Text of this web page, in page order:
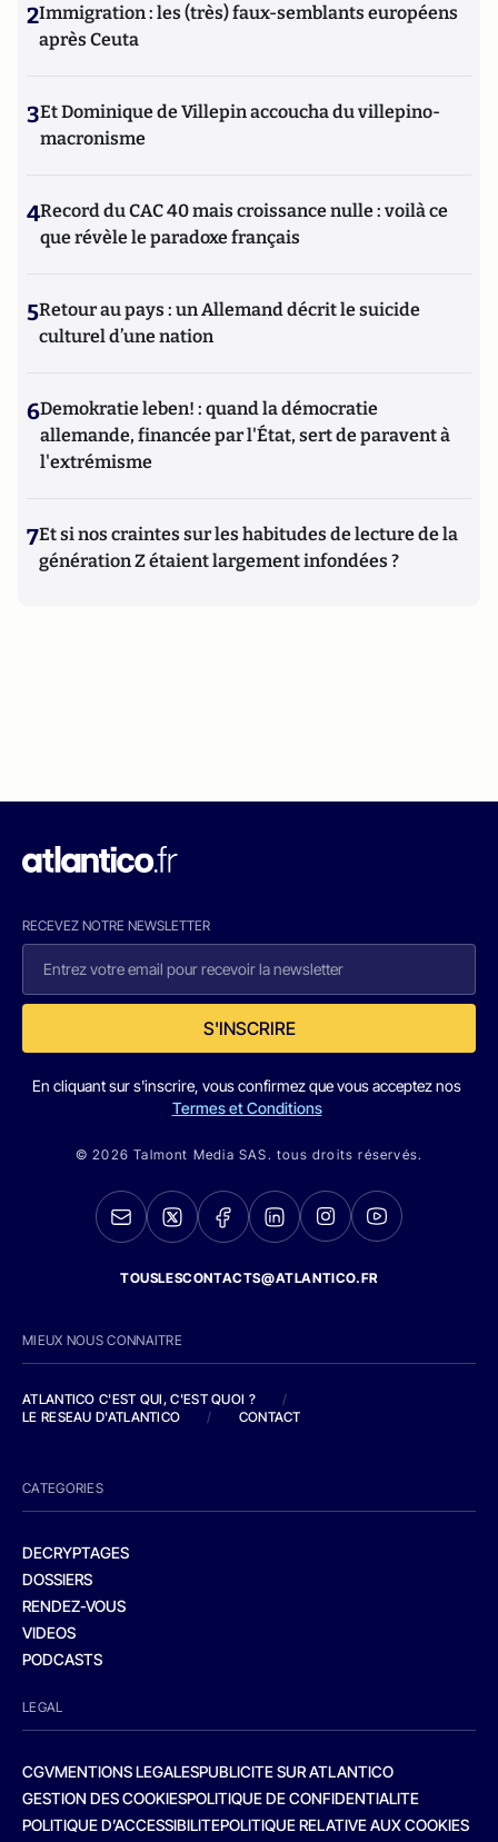
2Immigration : les (très) faux-semblants européens
après Ceuta
3Et Dominique de Villepin accoucha du villepino-
macronisme
4Record du CAC 40 mais croissance nulle : voilà ce
que révèle le paradoxe français
5Retour au pays : un Allemand décrit le suicide
culturel d’une nation
6Demokratie leben! : quand la démocratie
allemande, financée par l'État, sert de paravent à
l'extrémisme
7Et si nos craintes sur les habitudes de lecture de la
génération Z étaient largement infondées ?
RECEVEZ NOTRE NEWSLETTER
S'INSCRIRE
En cliquant sur s'inscrire, vous confirmez que vous acceptez nos
Termes et Conditions
© 2026 Talmont Media SAS. tous droits réservés.
TOUSLESCONTACTS@ATLANTICO.FR
MIEUX NOUS CONNAITRE
ATLANTICO C'EST QUI, C'EST QUOI ?
/
LE RESEAU D'ATLANTICO
/ CONTACT
CATEGORIES
DECRYPTAGES
DOSSIERS
RENDEZ-VOUS
VIDEOS
PODCASTS
LEGAL
CGVMENTIONS LEGALESPUBLICITE SUR ATLANTICO
GESTION DES COOKIESPOLITIQUE DE CONFIDENTIALITE
POLITIQUE D’ACCESSIBILITEPOLITIQUE RELATIVE AUX COOKIES